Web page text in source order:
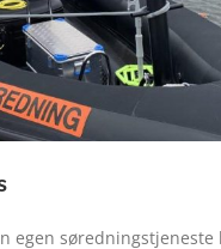
egen søredningstjeneste